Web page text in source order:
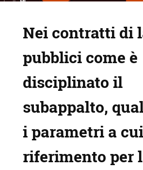
Nei contratti di
pubblici come è
disciplinato il
subappalto,
i parametri a
riferimento per